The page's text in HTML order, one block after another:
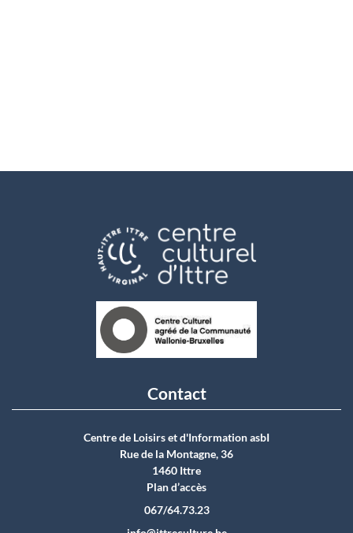
Contact
Centre de Loisirs et d'Information asbI
Rue de la Montagne, 36
1460 Ittre
Plan d’accès
067/64.73.23